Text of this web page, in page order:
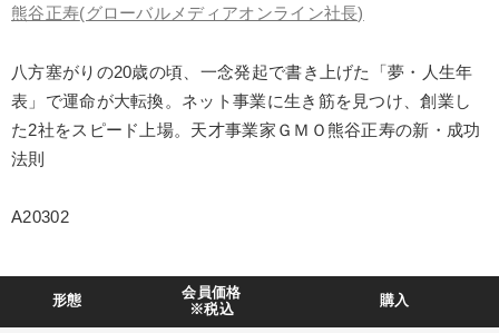
IT・サービス・金融業 コンサルタント 専門家
キーワード
成功哲学
※「更新」を押すと「テーマ」「キーワード」を更新いただけます。
熊谷正寿(グローバルメディアオンライン社長)
八方塞がりの20歳の頃、一念発起で書き上げた「夢・人生年
表」で運命が大転換。ネット事業に生き筋を見つけ、創業し
た2社をスピード上場。天才事業家ＧＭＯ熊谷正寿の新・成功
法則
A20302
形態
会員価格
※税込
購入